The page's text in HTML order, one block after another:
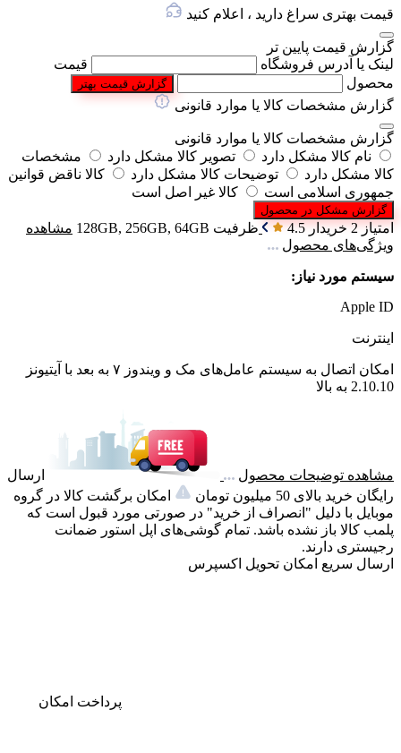
قیمت بهتری سراغ دارید ، اعلام کنید
گزارش قیمت پایین تر
لینک یا آدرس فروشگاه
قیمت
محصول
گزارش قیمت بهتر
گزارش مشخصات کالا یا موارد قانونی
گزارش مشخصات کالا یا موارد قانونی
نام کالا مشکل دارد
تصویر کالا مشکل دارد
مشخصات
کالا مشکل دارد
توضیحات کالا مشکل دارد
کالا ناقض قوانین
جمهوری اسلامی است
کالا غیر اصل است
گزارش مشکل در محصول
امتیاز 2 خریدار 4.5 ظرفیت 128GB, 256GB, 64GB مشاهده
ویژگی‌های محصول
سیستم مورد نیاز:
Apple ID
اینترنت
امکان اتصال به سیستم عامل‌های مک و ویندوز ۷ به بعد با آیتیونز
2.10.10 به بالا
مشاهده توضیحات محصول
ارسال
رایگان خرید بالای 50 میلیون تومان
امکان برگشت کالا در گروه
موبایل با دلیل "انصراف از خرید" در صورتی مورد قبول است که
پلمب کالا باز نشده باشد. تمام گوشی‌های اپل استور ضمانت
رجیستری دارند.
ارسال سریع امکان تحویل اکسپرس
پرداخت امکان